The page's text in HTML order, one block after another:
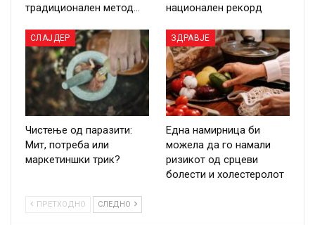
традиционален метод…
национален рекорд
СЛАЈДЕР
Чистење од паразити:
Мит, потреба или
маркетиншки трик?
ЗДРАВЈЕ
Една намирница би
можела да го намали
ризикот од срцеви
болести и холестеролот
ПРЕТХОДНО СЛЕДНО